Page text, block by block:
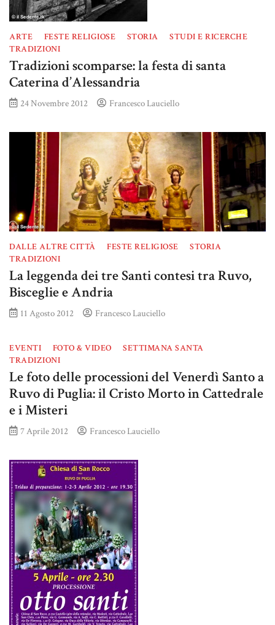
ARTE FESTE RELIGIOSE STORIA
STUDI E RICERCHE
TRADIZIONI
Tradizioni scomparse: la festa di santa
Caterina d’Alessandria
24 Novembre 2012 Francesco Lauciello
DALLE ALTRE CITTÀ FESTE RELIGIOSE
STORIA
TRADIZIONI
La leggenda dei tre Santi contesi tra Ruvo,
Bisceglie e Andria
11 Agosto 2012 Francesco Lauciello
EVENTI FOTO & VIDEO
SETTIMANA SANTA
TRADIZIONI
Le foto delle processioni del Venerdì Santo a
Ruvo di Puglia: il Cristo Morto in Cattedrale
e i Misteri
7 Aprile 2012 Francesco Lauciello